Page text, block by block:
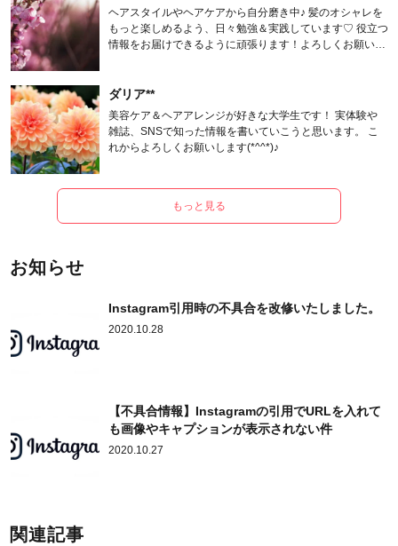
ヘアスタイルやヘアケアから自分磨き中♪ 髪のオシャレを
もっと楽しめるよう、日々勉強＆実践しています♡ 役立つ
情報をお届けできるように頑張ります！よろしくお願いし
ダリア**
美容ケア＆ヘアアレンジが好きな大学生です！ 実体験や
雑誌、SNSで知った情報を書いていこうと思います。 こ
れからよろしくお願いします(*^^*)♪
もっと見る
お知らせ
Instagram引用時の不具合を改修いたしました。
2020.10.28
【不具合情報】Instagramの引用でURLを入れて
も画像やキャプションが表示されない件
2020.10.27
関連記事